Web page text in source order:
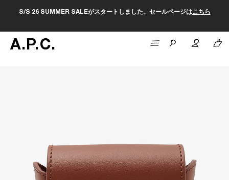
S/S 26 SUMMER SALEがスタートしました。セールページはこちら
A.P.C.